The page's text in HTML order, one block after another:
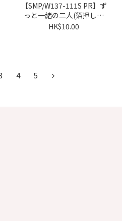
【SMP/W137-111S PR】ず
っと一緒の二人(箔押し入
り)
HK$10.00
4 5